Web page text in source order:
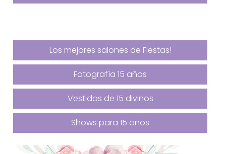
Los mejores salones de Fiestas!
Fotografía 15 años
Vestidos de 15 divinos
Shows para 15 años